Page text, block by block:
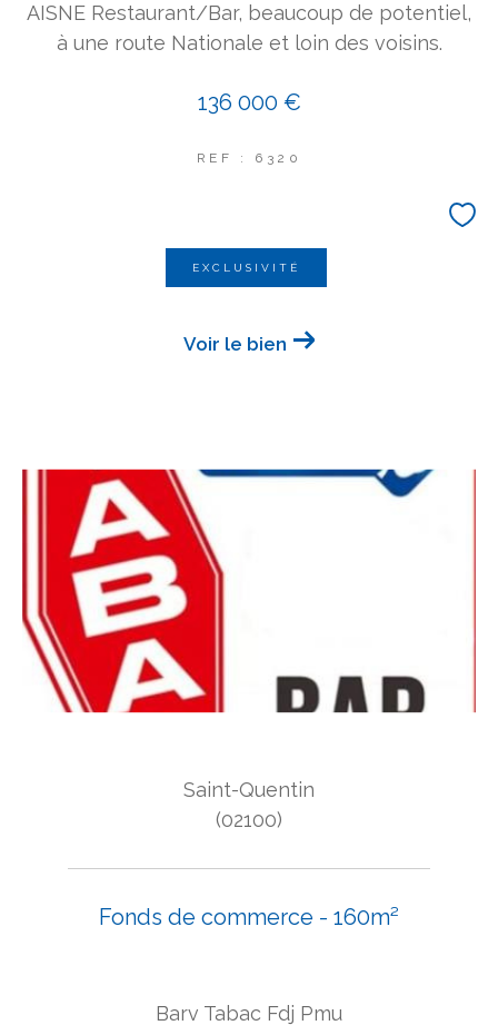
AISNE Restaurant/Bar, beaucoup de potentiel,
à une route Nationale et loin des voisins.
136 000 €
REF : 6320
EXCLUSIVITÉ
Voir le bien
Saint-Quentin
(02100)
Fonds de commerce - 160m²
Barv Tabac Fdj Pmu